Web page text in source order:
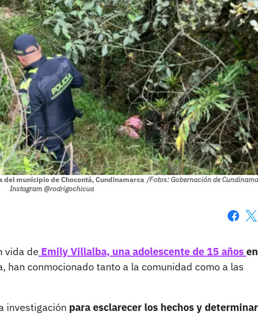
del municipio de Chocontá, Cundinamarca /Fotos: Gobernación de
Instagram @rodrigochicua
vida de Emily Villalba, una adolescente de 15 años
han conmocionado tanto a la comunidad como a las
investigación para esclarecer los hechos y determinar